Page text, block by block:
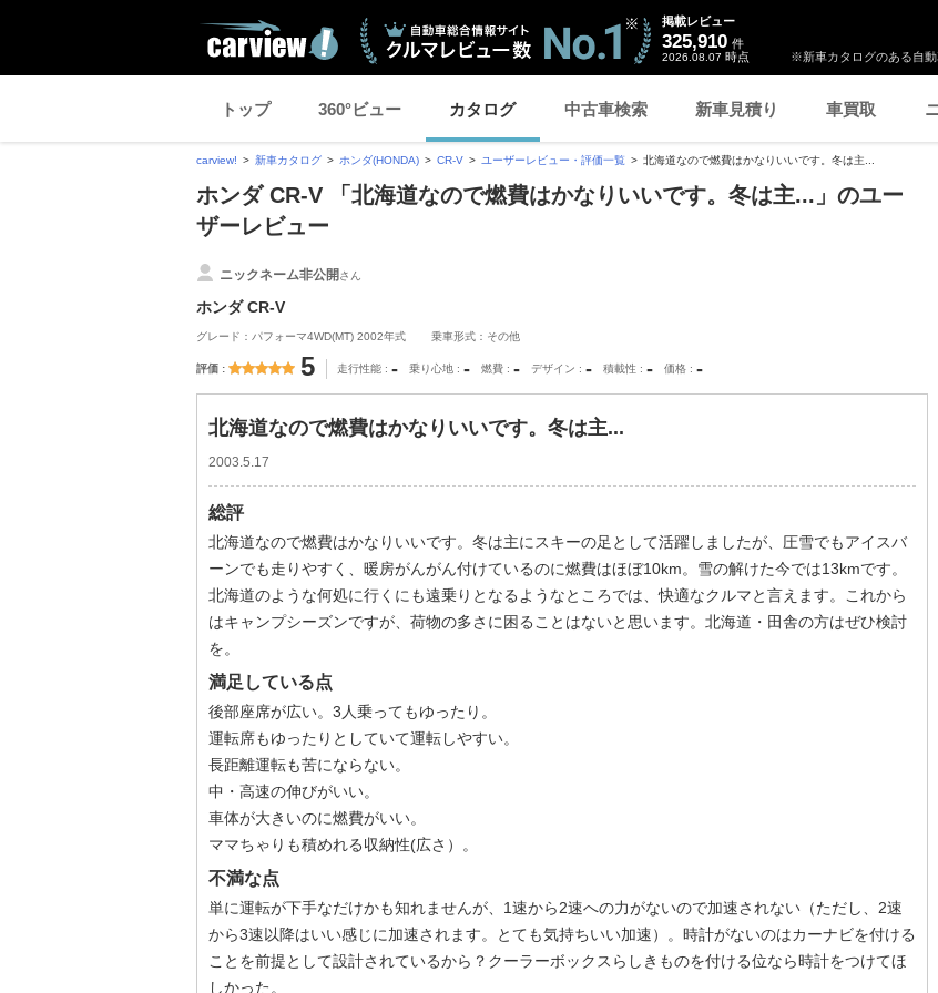
※新車カタログのある自動
掲載レビュー
325,910 件
2026.08.07 時点
トップ 360°ビュー カタログ 中古車検索 新車見積り 車買取
carview! 新車カタログ ホンダ(HONDA) CR-V ユーザーレビュー・評価一覧 北海道なので燃費はかなりいいです。冬は主...
ホンダ CR-V 「北海道なので燃費はかなりいいです。冬は主...」のユー
ザーレビュー
ニックネーム非公開さん
ホンダ CR-V
グレード：パフォーマ4WD(MT) 2002年式 乗車形式：その他
評価 5 走行性能 - 乗り心地 - 燃費 - デザイン - 積載性 - 価格 -
北海道なので燃費はかなりいいです。冬は主...
2003.5.17
総評
北海道なので燃費はかなりいいです。冬は主にスキーの足として活躍しましたが、圧雪でもアイスバ
ーンでも走りやすく、暖房がんがん付けているのに燃費はほぼ10km。雪の解けた今では13kmです。
北海道のような何処に行くにも遠乗りとなるようなところでは、快適なクルマと言えます。これから
はキャンプシーズンですが、荷物の多さに困ることはないと思います。北海道・田舎の方はぜひ検討
を。
満足している点
後部座席が広い。3人乗ってもゆったり。
運転席もゆったりとしていて運転しやすい。
長距離運転も苦にならない。
中・高速の伸びがいい。
車体が大きいのに燃費がいい。
ママちゃりも積めれる収納性(広さ）。
不満な点
単に運転が下手なだけかも知れませんが、1速から2速への力がないので加速されない（ただし、2速
から3速以降はいい感じに加速されます。とても気持ちいい加速）。時計がないのはカーナビを付ける
ことを前提として設計されているから？クーラーボックスらしきものを付ける位なら時計をつけてほ
しかった。